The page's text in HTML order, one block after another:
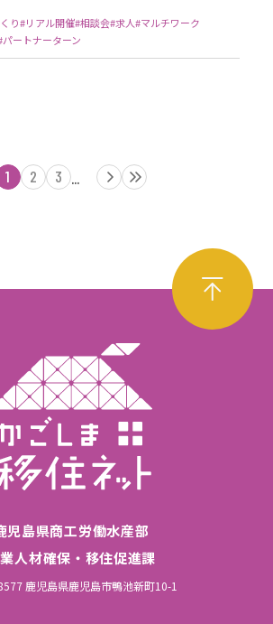
り#リアル開催#相談会#求人#マルチワーク
パートナーターン
1 2 3 ...
児島県商工労働水産部
人材確保・移住促進課
鹿児島県鹿児島市鴨池新町10-1